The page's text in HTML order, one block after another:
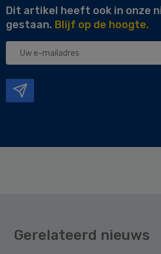
Dit artikel heeft ook in onze
gestaan. Blijf op de hoogte.
Uw
Gerelateerd nieuws